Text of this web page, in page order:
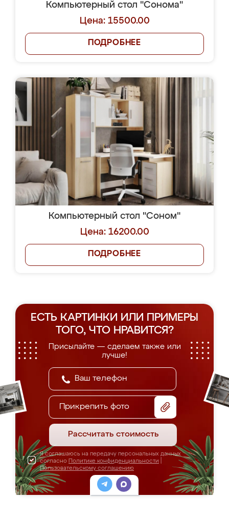
Компьютерный стол "Сонома"
Цена: 15500.00
ПОДРОБНЕЕ
Компьютерный стол "Соном"
Цена: 16200.00
ПОДРОБНЕЕ
ЕСТЬ КАРТИНКИ ИЛИ ПРИМЕРЫ
ТОГО, ЧТО НРАВИТСЯ?
Присылайте — сделаем также или
лучше!
Прикрепить фото
Рассчитать стоимость
Я соглашаюсь на передачу персональных данных
согласно Политике конфиденциальности
Пользовательскому соглашению